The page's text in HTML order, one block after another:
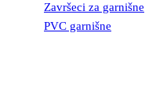
Završeci za garnišne
PVC garnišne